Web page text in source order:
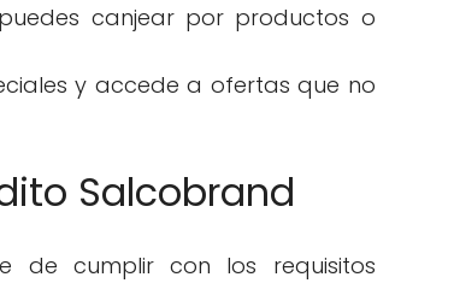
canjear por productos o
y accede a ofertas que no
Salcobrand
de cumplir con los requisitos